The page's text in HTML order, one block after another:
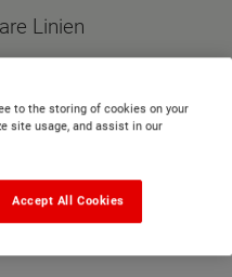
Linien
mit Ankleide
to the storing of cookies on your
site usage, and assist in our
Accept All Cookies